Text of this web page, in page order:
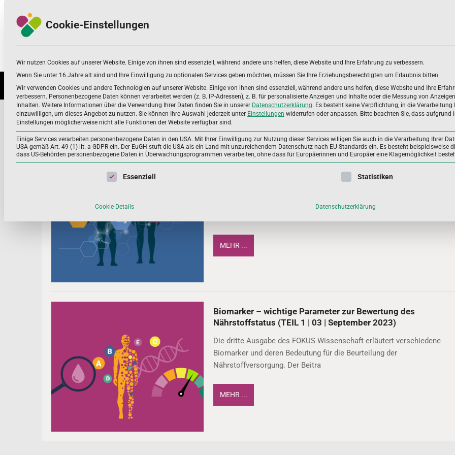
navigation
content
Nahrungsergänzungsmittel
Infos zu Nährstoffen, Nahrungsergänzung
und mehr
NÄHRSTOFFE UND WEITERE ANWENDUNGSBEREICHE ANWENDERGRUPPEN
Biomarker
Biomarker – wichtige Parameter zur Bewertung des
Nährstoffstatus (TEIL 2 | 04 | April 2024)
vorhergehenden ersten Beitrag aus September 2023 an, der sich mit den
MEHR ...
Biomarker – wichtige Parameter zur Bewertung des
Nährstoffstatus (TEIL 1 | 03 | September 2023)
Die dritte Ausgabe des FOKUS Wissenschaft erläutert verschiedene
Biomarker und deren Bedeutung für die Beurteilung der
Nährstoffversorgung. Der Beitra
MEHR ...
Cookie-Einstellungen
Wir nutzen Cookies auf unserer Website. Einige von ihnen sind essenziell, während andere uns helfen, diese Website und Ihre Erfahrung zu verbessern.
Wenn Sie unter 16 Jahre alt sind und Ihre Einwilligung zu optionalen Services geben möchten, müssen Sie Ihre Erziehungsberechtigten um Erlaubnis bitten.
Wir verwenden Cookies und andere Technologien auf unserer Website. Einige von ihnen sind essenziell, während andere uns helfen, diese Website und Ihre
verbessern. Personenbezogene Daten können verarbeitet werden (z. B. IP-Adressen), z. B. für personalisierte Anzeigen und Inhalte oder die Messung von
Inhalten. Weitere Informationen über die Verwendung Ihrer Daten finden Sie in unserer Datenschutzerklärung. Es besteht keine Verpflichtung, in die Verarbeitung
einzuwilligen, um dieses Angebot zu nutzen. Sie können Ihre Auswahl jederzeit unter Einstellungen widerrufen oder anpassen. Bitte beachten Sie, dass aufgrund
Einstellungen möglicherweise nicht alle Funktionen der Website verfügbar sind.
Einige Services verarbeiten personenbezogene Daten in den USA. Mit Ihrer Einwilligung zur Nutzung dieser Services willigen Sie auch in die Verarbeitung Ihrer
USA gemäß Art. 49 (1) lit. a GDPR ein. Der EuGH stuft die USA als ein Land mit unzureichendem Datenschutz nach EU-Standards ein. Es besteht beispielsweise
dass US-Behörden personenbezogene Daten in Überwachungsprogrammen verarbeiten, ohne dass für Europäerinnen und Europäer eine Klagemöglichkeit
Es folgt eine Liste der Service-Gruppen, für die eine Einwilligung erteilt werden kann. Die erste Service-Gruppe ist essenziell
Essenziell Statistiken
Cookie-Details Datenschutzerklärung